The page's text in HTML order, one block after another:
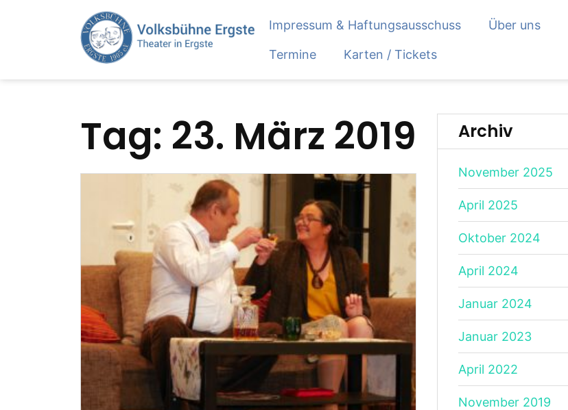
Impressum & Haftungsausschuss Über uns
Termine Karten / Tickets
Tag: 23. März 2019 Archiv
November 2025
April 2025
Oktober 2024
April 2024
Januar 2024
Januar 2023
April 2022
November 2019